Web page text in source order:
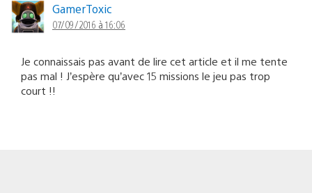
GamerToxic
07/09/2016 à 16:06
Je connaissais pas avant de lire cet article et il me tente
pas mal ! J’espère qu’avec 15 missions le jeu pas trop
court !!